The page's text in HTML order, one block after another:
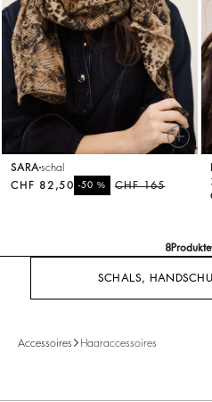
SARA schal
CHF 165
-50 %
CHF 82,50
8Produkte
SCHALS,
Accessoires Haaraccessoires